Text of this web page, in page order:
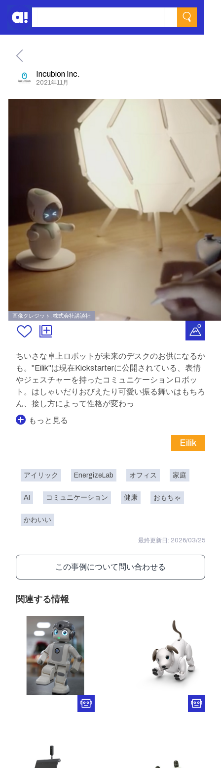
Incubion Inc.
2021年11月
画像クレジット: 株式会社講談社
ちいさな卓上ロボットが未来のデスクのお供になるか
も。"Eilik"は現在Kickstarterに公開されている、表情
やジェスチャーを持ったコミュニケーションロボッ
ト。はしゃいだりおびえたり可愛い振る舞いはもちろ
ん、接し方によって性格が変わっ
もっと見る
Eilik
アイリック EnergizeLab オフィス 家庭
AI コミュニケーション 健康 おもちゃ
かわいい
最終更新日: 2026/03/25
この事例について問い合わせる
関連する情報